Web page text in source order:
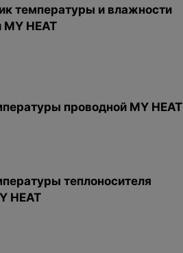
температуры и влажности
HEAT
проводной MY HEAT
теплоносителя
HEAT